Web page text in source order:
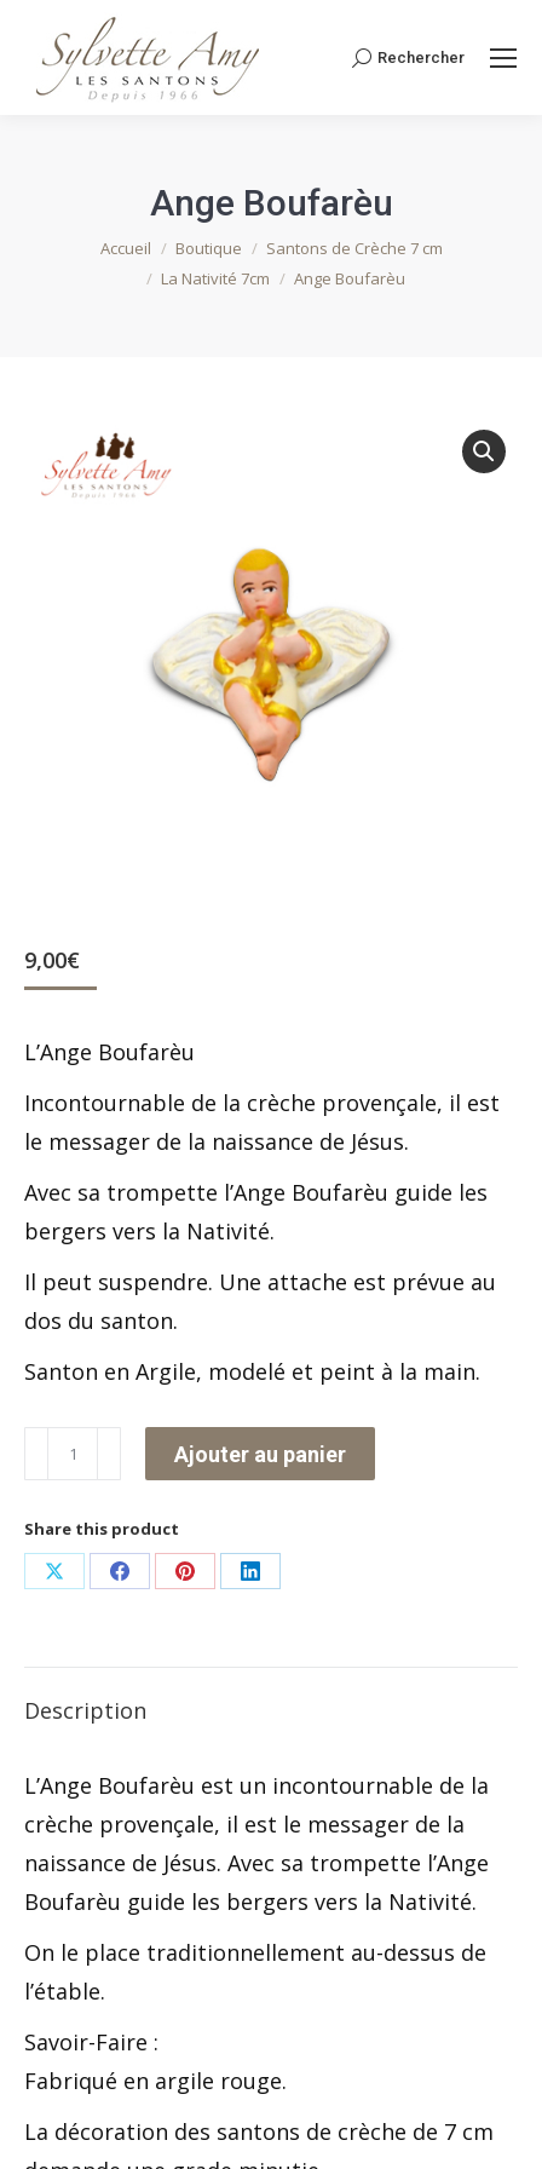
Recherche
Rechercher
Ange Boufarèu
Vous êtes ici :
Accueil Boutique
Santons de Crèche 7 cm
La Nativité 7cm
Ange Boufarèu
9,00€
L’Ange Boufarèu
Incontournable de la crèche provençale, il est
le messager de la naissance de Jésus.
Avec sa trompette l’Ange Boufarèu guide les
bergers vers la Nativité.
Il peut suspendre. Une attache est prévue au
dos du santon.
Santon en Argile, modelé et peint à la main.
quantité
de
Ange
Boufarèu
Ajouter au panier
Share this product
Partager
X
Partager
Facebook
Partager
Pinterest
Partager
LinkedIn
Description
L’Ange Boufarèu est un incontournable de la
crèche provençale, il est le messager de la
naissance de Jésus. Avec sa trompette l’Ange
Boufarèu guide les bergers vers la Nativité.
On le place traditionnellement au-dessus de
l’étable.
Savoir-Faire :
Fabriqué en argile rouge.
La décoration des santons de crèche de 7 cm